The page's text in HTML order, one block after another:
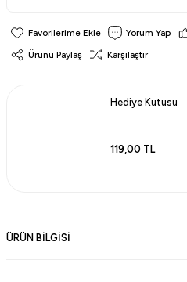
Yorum Yap
Ürünü Paylaş Karşılaştır
Hediye Kutusu
119,00 TL
ÜRÜN BİLGİSİ